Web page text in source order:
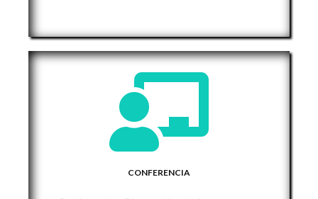
CONFERENCIA